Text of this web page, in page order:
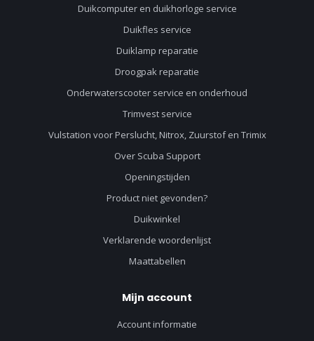
Duikcomputer en duikhorloge service
Duikfles service
Duiklamp reparatie
Droogpak reparatie
Onderwaterscooter service en onderhoud
Trimvest service
Vulstation voor Perslucht, Nitrox, Zuurstof en Trimix
Over Scuba Support
Openingstijden
Product niet gevonden?
Duikwinkel
Verklarende woordenlijst
Maattabellen
Mijn account
Account informatie